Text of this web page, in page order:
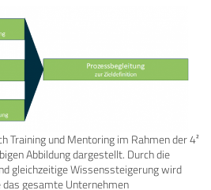
Training und Mentoring im Rahmen der 4²
Abbildung dargestellt. Durch die
gleichzeitige Wissenssteigerung wird
gesamte Unternehmen